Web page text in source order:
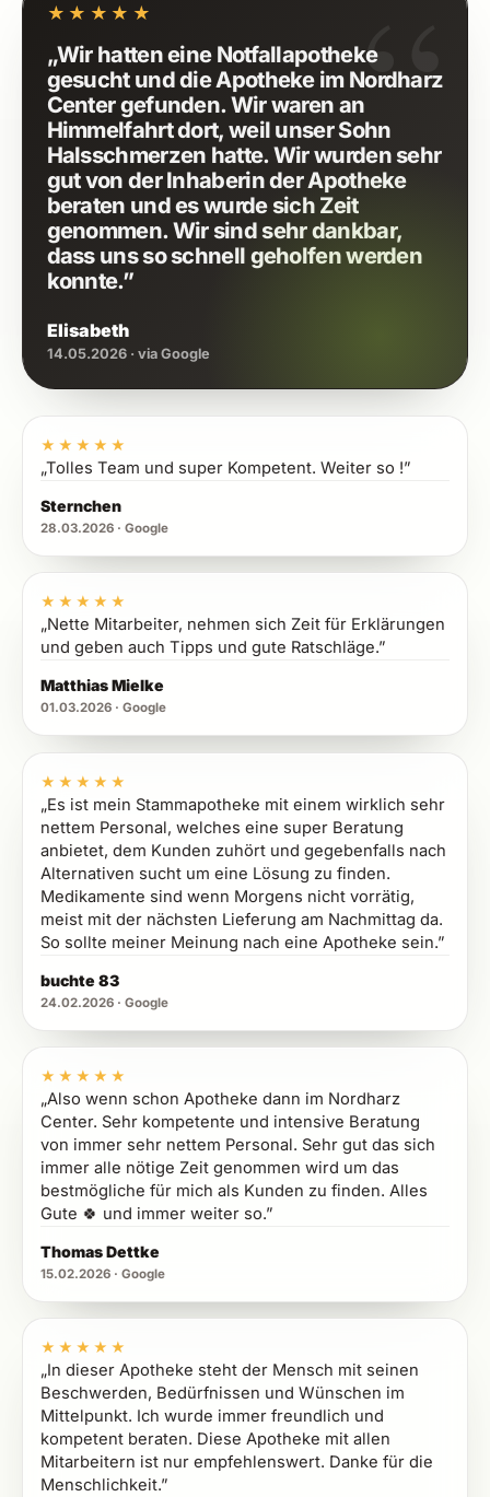
“
★★★★★
„Wir hatten eine Notfallapotheke
gesucht und die Apotheke im Nordharz
Center gefunden. Wir waren an
Himmelfahrt dort, weil unser Sohn
Halsschmerzen hatte. Wir wurden sehr
gut von der Inhaberin der Apotheke
beraten und es wurde sich Zeit
genommen. Wir sind sehr dankbar,
dass uns so schnell geholfen werden
konnte.”
Elisabeth
14.05.2026 · via Google
★★★★★
„Tolles Team und super Kompetent. Weiter so !”
Sternchen
28.03.2026 · Google
★★★★★
„Nette Mitarbeiter, nehmen sich Zeit für Erklärungen
und geben auch Tipps und gute Ratschläge.”
Matthias Mielke
01.03.2026 · Google
★★★★★
„Es ist mein Stammapotheke mit einem wirklich sehr
nettem Personal, welches eine super Beratung
anbietet, dem Kunden zuhört und gegebenfalls nach
Alternativen sucht um eine Lösung zu finden.
Medikamente sind wenn Morgens nicht vorrätig,
meist mit der nächsten Lieferung am Nachmittag da.
So sollte meiner Meinung nach eine Apotheke sein.”
buchte 83
24.02.2026 · Google
★★★★★
„Also wenn schon Apotheke dann im Nordharz
Center. Sehr kompetente und intensive Beratung
von immer sehr nettem Personal. Sehr gut das sich
immer alle nötige Zeit genommen wird um das
bestmögliche für mich als Kunden zu finden. Alles
Gute 🍀 und immer weiter so.”
Thomas Dettke
15.02.2026 · Google
★★★★★
„In dieser Apotheke steht der Mensch mit seinen
Beschwerden, Bedürfnissen und Wünschen im
Mittelpunkt. Ich wurde immer freundlich und
kompetent beraten. Diese Apotheke mit allen
Mitarbeitern ist nur empfehlenswert. Danke für die
Menschlichkeit.”